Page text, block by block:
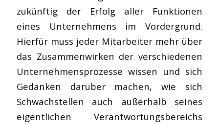
zukünftig der Erfolg aller Funktionen
eines Unternehmens im Vordergrund.
Hierfür muss jeder Mitarbeiter mehr über
das Zusammenwirken der verschiedenen
Unternehmensprozesse wissen und sich
Gedanken darüber machen, wie sich
Schwachstellen auch außerhalb seines
eigentlichen Verantwortungsbereichs